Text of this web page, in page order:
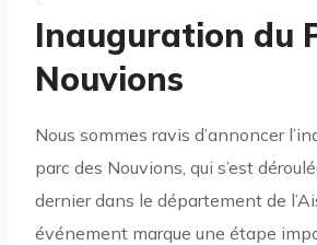
Inauguration du
Nouvions
Nous sommes ravis d’annoncer
parc des Nouvions, qui s’est
dernier dans le département de
événement marque une étape